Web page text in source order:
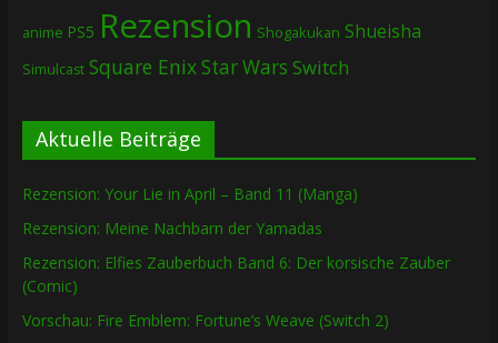
anime PS5 Rezension Shogakukan Shueisha
Simulcast Square EnixStar Wars Switch
Aktuelle Beiträge
Rezension: Your Lie in April – Band 11 (Manga)
Rezension: Meine Nachbarn der Yamadas
Rezension: Elfies Zauberbuch Band 6: Der korsische Zauber
(Comic)
Vorschau: Fire Emblem: Fortune’s Weave (Switch 2)